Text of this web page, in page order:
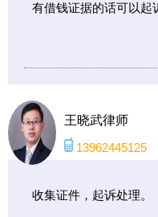
有借钱证据的话可以起
王晓武律师
13962445125
收集证件，起诉处理。